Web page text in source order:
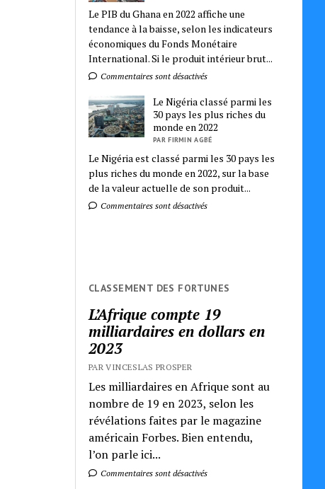
Le PIB du Ghana en 2022 affiche une
tendance à la baisse, selon les indicateurs
économiques du Fonds Monétaire
International. Si le produit intérieur brut...
Commentaires sont désactivés
Le Nigéria classé parmi les
30 pays les plus riches du
monde en 2022
PAR FIRMIN AGBÉ
Le Nigéria est classé parmi les 30 pays les
plus riches du monde en 2022, sur la base
de la valeur actuelle de son produit...
Commentaires sont désactivés
CLASSEMENT DES FORTUNES
L’Afrique compte 19
milliardaires en dollars en
2023
PAR VINCESLAS PROSPER
Les milliardaires en Afrique sont au
nombre de 19 en 2023, selon les
révélations faites par le magazine
américain Forbes. Bien entendu,
l’on parle ici...
Commentaires sont désactivés